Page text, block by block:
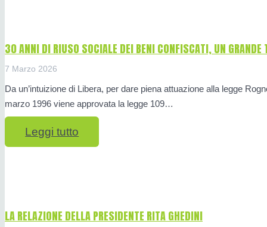
30 ANNI DI RIUSO SOCIALE DEI BENI CONFISCATI, UN GRANDE
7 Marzo 2026
Da un’intuizione di Libera, per dare piena attuazione alla legge
marzo 1996 viene approvata la legge 109…
Leggi tutto
LA RELAZIONE DELLA PRESIDENTE RITA GHEDINI